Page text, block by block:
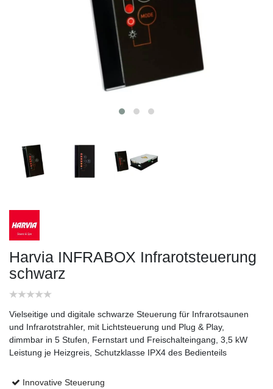
Harvia INFRABOX Infrarotsteuerung
schwarz
Vielseitige und digitale schwarze Steuerung für Infrarotsaunen
und Infrarotstrahler, mit Lichtsteuerung und Plug & Play,
dimmbar in 5 Stufen, Fernstart und Freischalteingang, 3,5 kW
Leistung je Heizgreis, Schutzklasse IPX4 des Bedienteils
Innovative Steuerung